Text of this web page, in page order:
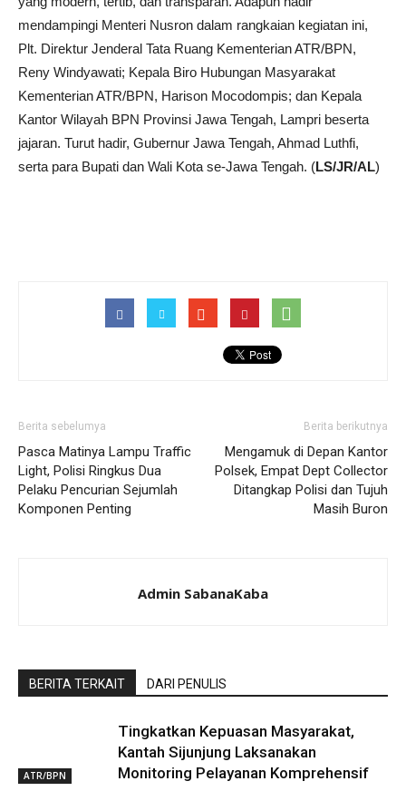
mendampingi Menteri Nusron dalam rangkaian kegiatan ini,
Plt. Direktur Jenderal Tata Ruang Kementerian ATR/BPN,
Reny Windyawati; Kepala Biro Hubungan Masyarakat
Kementerian ATR/BPN, Harison Mocodompis; dan Kepala
Kantor Wilayah BPN Provinsi Jawa Tengah, Lampri beserta
jajaran. Turut hadir, Gubernur Jawa Tengah, Ahmad Luthfi,
serta para Bupati dan Wali Kota se-Jawa Tengah. (LS/JR/AL)
Berita sebelumya
Pasca Matinya Lampu Traffic
Light, Polisi Ringkus Dua
Pelaku Pencurian Sejumlah
Komponen Penting
Berita berikutnya
Mengamuk di Depan Kantor
Polsek, Empat Dept Collector
Ditangkap Polisi dan Tujuh
Masih Buron
Admin SabanaKaba
BERITA TERKAIT DARI PENULIS
ATR/BPN
Tingkatkan Kepuasan Masyarakat,
Kantah Sijunjung Laksanakan
Monitoring Pelayanan Komprehensif